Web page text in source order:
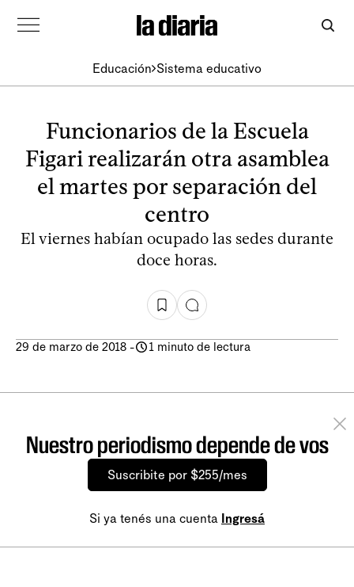
Educación Sistema educativo
Funcionarios de la Escuela
Figari realizarán otra asamblea
el martes por separación del
centro
El viernes habían ocupado las sedes durante
doce horas.
29 de marzo de 2018 - 1 minuto de lectura
Nuestro periodismo depende de vos
Suscribite por $255/mes
Si ya tenés una cuenta Ingresá